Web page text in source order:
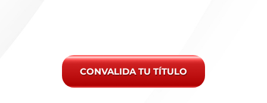
CONVALIDA TU TÍTULO